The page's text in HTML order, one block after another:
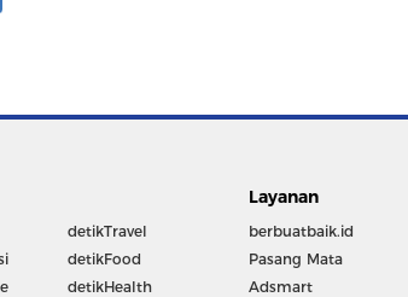
detikTravel
detikFood
detikHealth
Layanan
berbuatbaik.id
Pasang Mata
Adsmart